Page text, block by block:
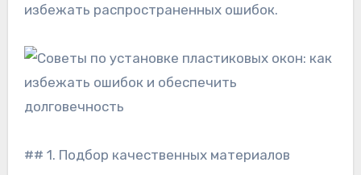
избежать распространенных ошибок.
## 1. Подбор качественных материалов